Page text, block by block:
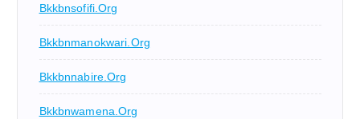
Bkkbnsofifi.org
Bkkbnmanokwari.org
Bkkbnnabire.org
Bkkbnwamena.org